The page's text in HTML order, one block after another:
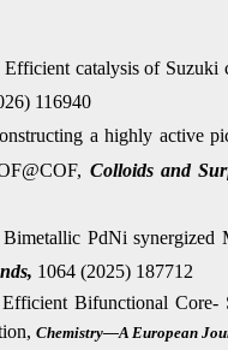
Efficient catalysis of Suzuki
116940
a highly active
Colloids and
PdNi synergized
, 1064 (2025) 187712
Bifunctional Core-
Chemistry—A European